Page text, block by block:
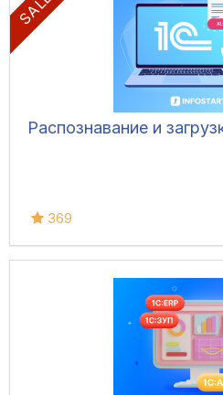
Распознавание и
369